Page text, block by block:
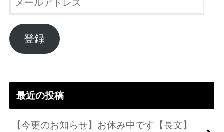
ル
ア
ド
登録
最近の投稿
【今更のお知らせ】お休み中です【長文】